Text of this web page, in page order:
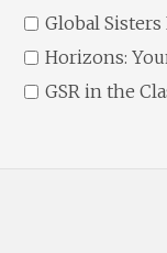
Global
Horizons:
GSR in the